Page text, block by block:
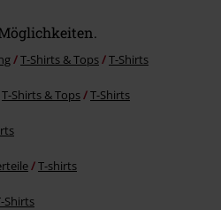
T-Shirts & Tops T-Shirts
T-Shirts & Tops T-Shirts
T-shirts
Shirts